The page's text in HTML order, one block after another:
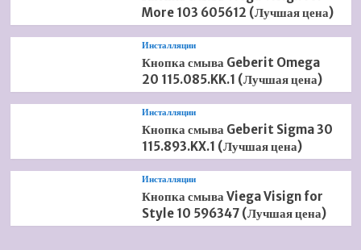
More 103 605612 (Лучшая цена)
Инсталляции
Кнопка смыва Geberit Omega
20 115.085.KK.1 (Лучшая цена)
Инсталляции
Кнопка смыва Geberit Sigma 30
115.893.KX.1 (Лучшая цена)
Инсталляции
Кнопка смыва Viega Visign for
Style 10 596347 (Лучшая цена)